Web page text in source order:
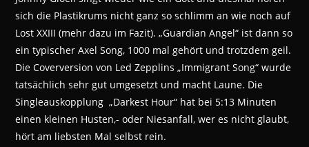
sich die Plastikrums nicht ganz so schlimm an wie noch auf
Lost XXIII (mehr dazu im Fazit). „Guardian Angel“ ist dann so
ein typischer Axel Song, 1000 mal gehört und trotzdem geil.
Die Coverversion von Led Zepplins „Immigrant Song“ wurde
tatsächlich sehr gut umgesetzt und macht Laune. Die
Singleauskopplung „Darkest Hour“ hat bei 5:13 Minuten
einen kleinen Husten,- oder Niesanfall, wer es nicht glaubt,
hört am liebsten Mal selbst rein.